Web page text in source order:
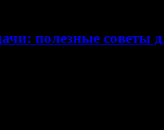
полезные